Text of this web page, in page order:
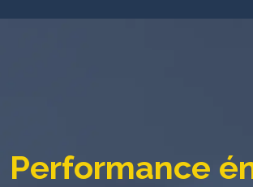
Performance